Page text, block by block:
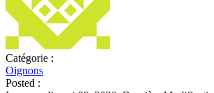
Catégorie :
Oignons
Posted :